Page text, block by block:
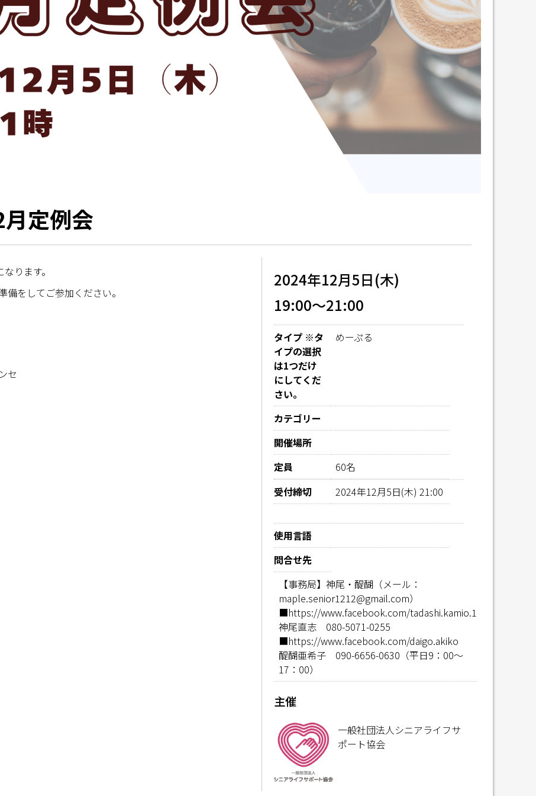
月定例会
ります。
をしてご参加ください。
セ
2024年12月5日(木)
19:00～21:00
タイプ ※タ
イプの選択
は1つだけ
にしてくだ
さい。
めーぷる
カテゴリー
開催場所
定員
60名
受付締切
2024年12月5日(木) 21:00
使用言語
問合せ先
【事務局】神尾・醍醐（メール：
maple.senior1212@gmail.com）
■https://www.facebook.com/tadashi.kamio.1
神尾直志 080-5071-0255
■https://www.facebook.com/daigo.akiko
醍醐亜希子 090-6656-0630（平日9：00～
17：00）
主催
一般社団法人シニアライフサ
ポート協会